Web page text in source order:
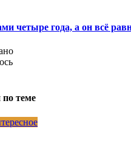
четыре года, а он всё
теме